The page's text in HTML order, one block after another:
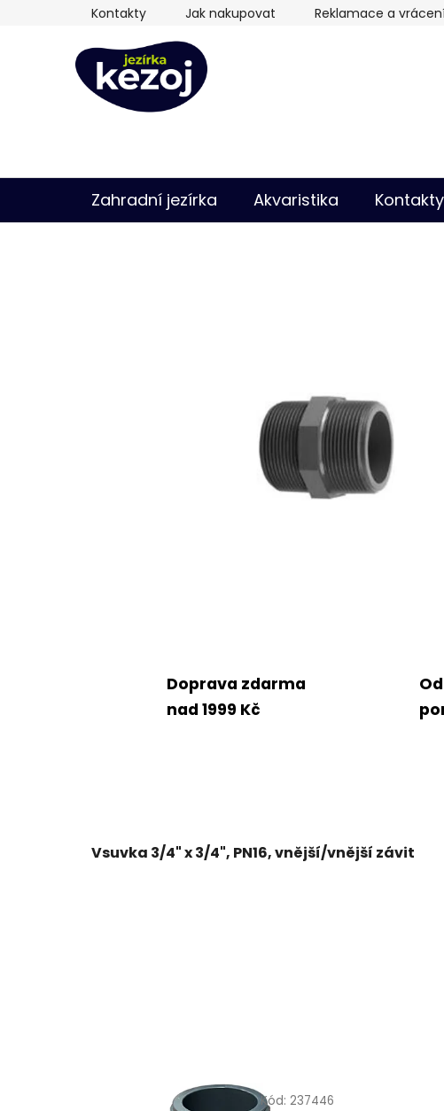
Kontakty Jak nakupovat Reklamace a
Zahradní jezírka Akvaristika Kontakty
Doprava zdarma
nad 1999 Kč
Vsuvka 3/4" x 3/4", PN16, vnější/vnější závit
Kód: 237446